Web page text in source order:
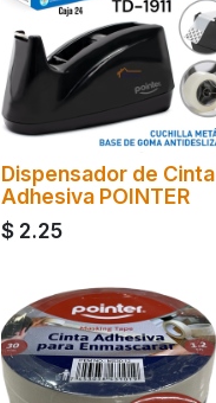
Dispensador de Cinta
Adhesiva POINTER
$ 2.25